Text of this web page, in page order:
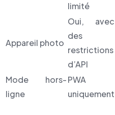
limité
Appareil photo
Oui, avec
des
restrictions
d’API
Mode hors-
ligne
PWA
uniquement